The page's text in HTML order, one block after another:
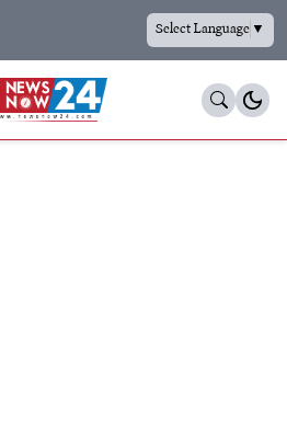
Select Language▼